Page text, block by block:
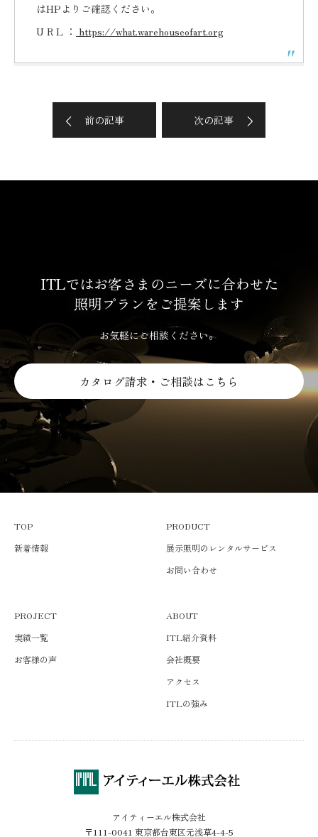
はHPよりご確認ください。
U R L ： https://what.warehouseofart.org
前の記事 次の記事
ITLではお客さまのニーズに合わせた
照明プランをご提案します
お気軽にご相談ください。
カタログ請求・ご相談はこちら
TOP
新着情報
PRODUCT
展示照明のレンタルサービス
お問い合わせ
PROJECT
実績一覧
お客様の声
ABOUT
ITL紹介資料
会社概要
アクセス
ITLの強み
アイティーエル株式会社
〒111-0041 東京都台東区元浅草4-4-5